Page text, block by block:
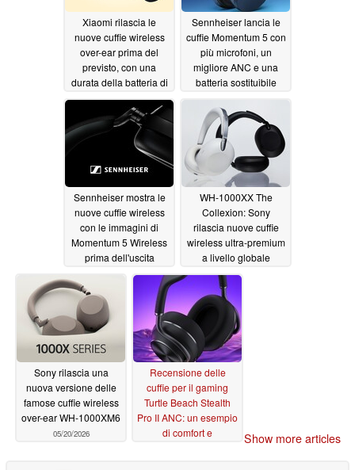
Xiaomi rilascia le
nuove cuffie wireless
over-ear prima del
previsto, con una
durata della batteria di
72 ore05/26/2026
Sennheiser lancia le
cuffie Momentum 5 con
più microfoni, un
migliore ANC e una
batteria sostituibile
05/26/2026
Sennheiser mostra le
nuove cuffie wireless
con le immagini di
Momentum 5 Wireless
prima dell'uscita
05/21/2026
WH-1000XX The
Collexion: Sony
rilascia nuove cuffie
wireless ultra-premium
a livello globale
05/20/2026
Sony rilascia una
nuova versione delle
famose cuffie wireless
over-ear WH-1000XM6
05/20/2026
Recensione delle
cuffie per il gaming
Turtle Beach Stealth
Pro II ANC: un esempio
di comfort e
Show more articles